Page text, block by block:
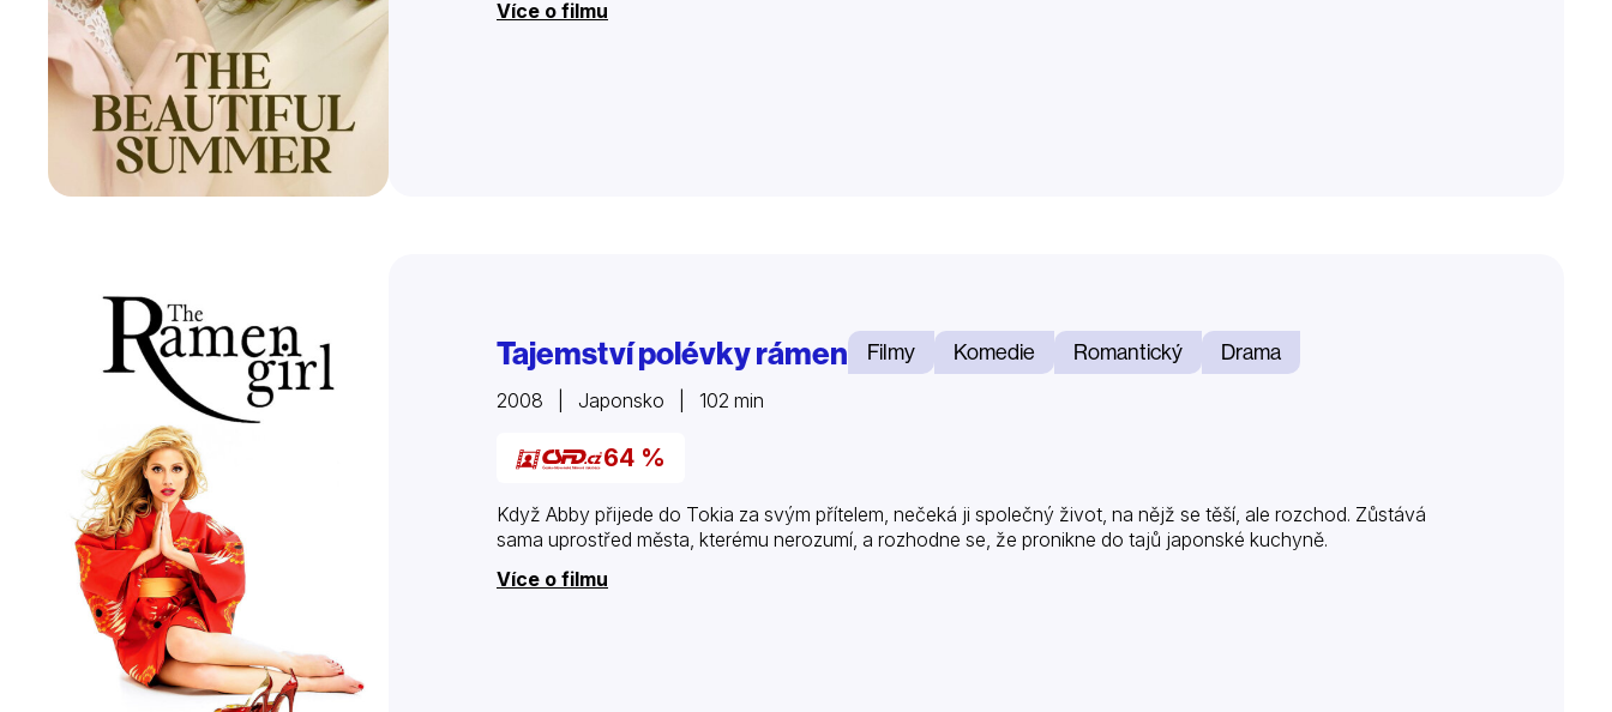
Více o filmu
Tajemství polévky rámen Filmy Komedie Romantický Drama
2008 | Japonsko | 102 min
64 %
Když Abby přijede do Tokia za svým přítelem, nečeká ji společný život, na nějž se těší, ale rozchod. Zůstává
sama uprostřed města, kterému nerozumí, a rozhodne se, že pronikne do tajů japonské kuchyně.
Více o filmu